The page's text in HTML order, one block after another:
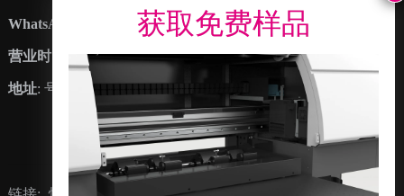
WhatsApp: +8618011729168
营业时间: 周一 – 周六 8:30上午 – 6:00下午
地址: 号. 28, 豪岗大道, 大岗镇, 南沙区, 广州市, 广东省